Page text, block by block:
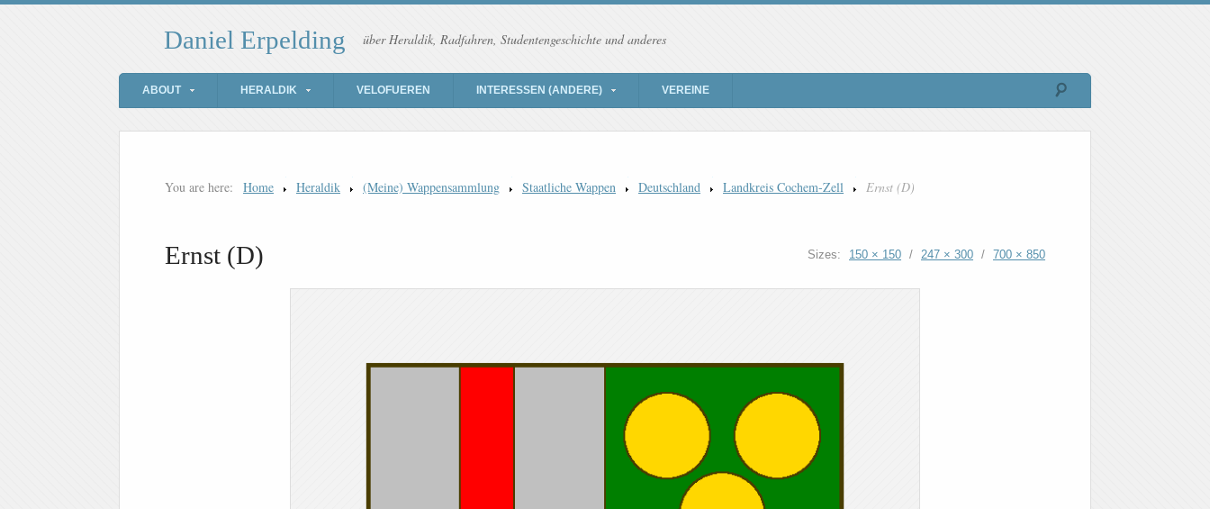
Daniel Erpelding über Heraldik, Radfahren, Studentengeschichte und anderes
ABOUT HERALDIK VELOFUEREN INTERESSEN (ANDERE) VEREINE
You are here: Home Heraldik (Meine) Wappensammlung Staatliche Wappen Deutschland Landkreis Cochem-Zell Ernst (D)
Ernst (D) Sizes: 150 × 150 / 247 × 300 / 700 × 850